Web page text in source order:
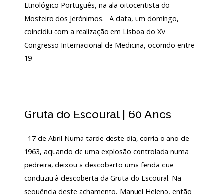
Exposições
Cooperação
Notícias/Destaques
Etnológico Português, na ala oitocentista do
Mosteiro dos Jerónimos. A data, um domingo,
coincidiu com a realização em Lisboa do XV
Congresso Internacional de Medicina, ocorrido entre
19
Gruta do Escoural | 60 Anos
17 de Abril Numa tarde deste dia, corria o ano de
1963, aquando de uma explosão controlada numa
pedreira, deixou a descoberto uma fenda que
conduziu à descoberta da Gruta do Escoural. Na
sequência deste achamento, Manuel Heleno, então